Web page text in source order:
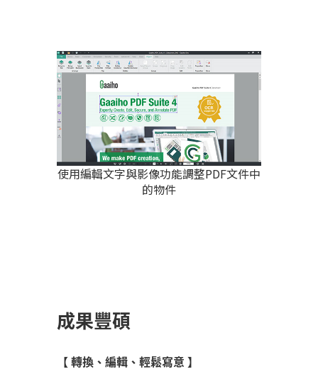
使用編輯文字與影像功能調整PDF文件中
的物件
成果豐碩
【 轉換、編輯、輕鬆寫意 】